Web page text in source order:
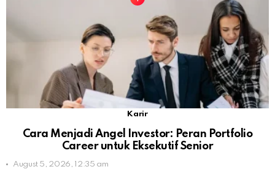
Karir
Cara Menjadi Angel Investor: Peran Portfolio
Career untuk Eksekutif Senior
August 5, 2026, 12:35 am